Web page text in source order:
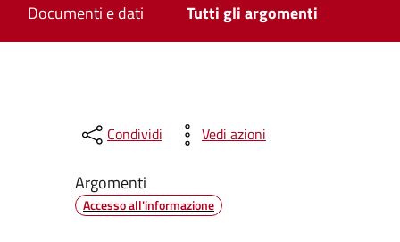
Documenti e dati Tutti gli argomenti
Condividi Vedi azioni
Argomenti
Accesso all'informazione